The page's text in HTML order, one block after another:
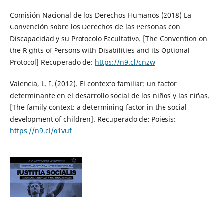
Comisión Nacional de los Derechos Humanos (2018) La
Convención sobre los Derechos de las Personas con
Discapacidad y su Protocolo Facultativo. [The Convention on
the Rights of Persons with Disabilities and its Optional
Protocol] Recuperado de: https://n9.cl/cnzw
Valencia, L. I. (2012). El contexto familiar: un factor
determinante en el desarrollo social de los niños y las niñas.
[The family context: a determining factor in the social
development of children]. Recuperado de: Poiesis:
https://n9.cl/o1vuf